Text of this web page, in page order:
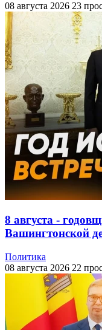
08 августа 2026 23
8 августа -
Вашингтонской
Политика
08 августа 2026 22